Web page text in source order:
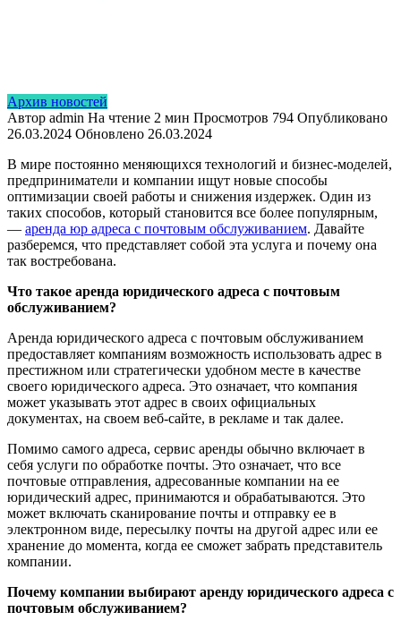
Архив новостей
Автор admin На чтение 2 мин Просмотров 794 Опубликовано
26.03.2024 Обновлено 26.03.2024
В мире постоянно меняющихся технологий и бизнес-моделей,
предприниматели и компании ищут новые способы
оптимизации своей работы и снижения издержек. Один из
таких способов, который становится все более популярным,
— аренда юр адреса с почтовым обслуживанием. Давайте
разберемся, что представляет собой эта услуга и почему она
так востребована.
Что такое аренда юридического адреса с почтовым
обслуживанием?
Аренда юридического адреса с почтовым обслуживанием
предоставляет компаниям возможность использовать адрес в
престижном или стратегически удобном месте в качестве
своего юридического адреса. Это означает, что компания
может указывать этот адрес в своих официальных
документах, на своем веб-сайте, в рекламе и так далее.
Помимо самого адреса, сервис аренды обычно включает в
себя услуги по обработке почты. Это означает, что все
почтовые отправления, адресованные компании на ее
юридический адрес, принимаются и обрабатываются. Это
может включать сканирование почты и отправку ее в
электронном виде, пересылку почты на другой адрес или ее
хранение до момента, когда ее сможет забрать представитель
компании.
Почему компании выбирают аренду юридического адреса с
почтовым обслуживанием?